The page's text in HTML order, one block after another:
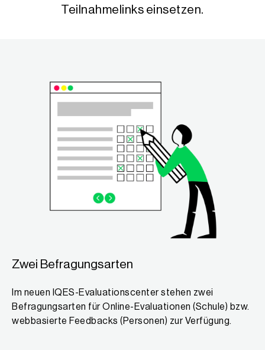
Teilnahmelinks einsetzen.
Zwei Befragungsarten
Im neuen IQES-Evaluationscenter stehen zwei
Befragungsarten für Online-Evaluationen (Schule) bzw.
webbasierte Feedbacks (Personen) zur Verfügung.